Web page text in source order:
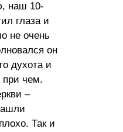
наш 10-
глаза и
не очень
он
духота и
при чем.
–
Так и